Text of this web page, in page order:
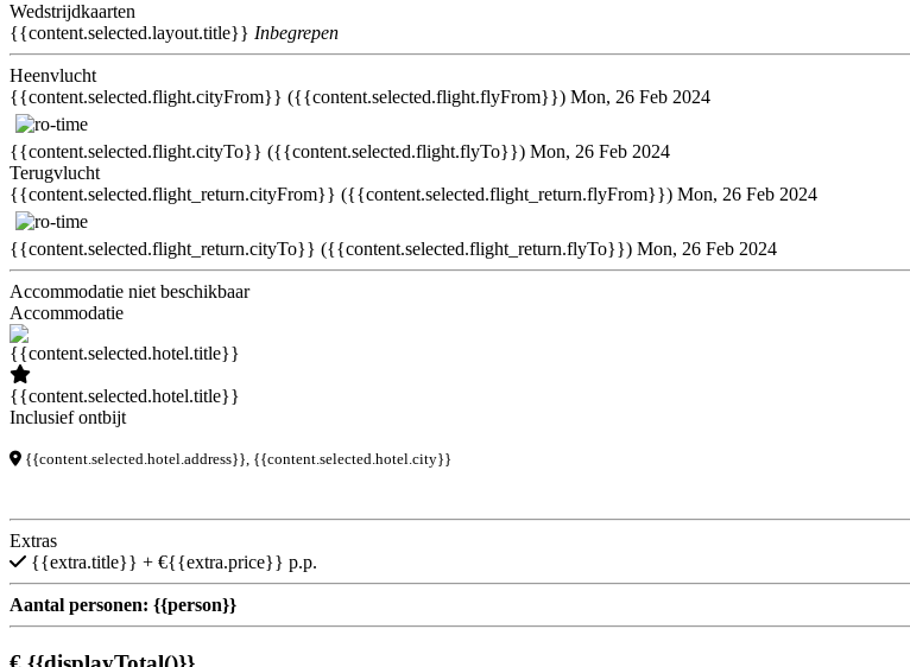
Wedstrijdkaarten
{{content.selected.layout.title}} Inbegrepen
Heenvlucht
{{content.selected.flight.cityFrom}} ({{content.selected.flight.flyFrom}}) Mon, 26 Feb 2024
{{content.selected.flight.cityTo}} ({{content.selected.flight.flyTo}}) Mon, 26 Feb 2024
Terugvlucht
{{content.selected.flight_return.cityFrom}} ({{content.selected.flight_return.flyFrom}}) Mon, 26 Feb 2024
{{content.selected.flight_return.cityTo}} ({{content.selected.flight_return.flyTo}}) Mon, 26 Feb 2024
Accommodatie niet beschikbaar
Accommodatie
{{content.selected.hotel.title}}
Inclusief ontbijt
{{content.selected.hotel.address}}, {{content.selected.hotel.city}}
Extras
{{extra.title}} + €{{extra.price}} p.p.
Aantal personen: {{person}}